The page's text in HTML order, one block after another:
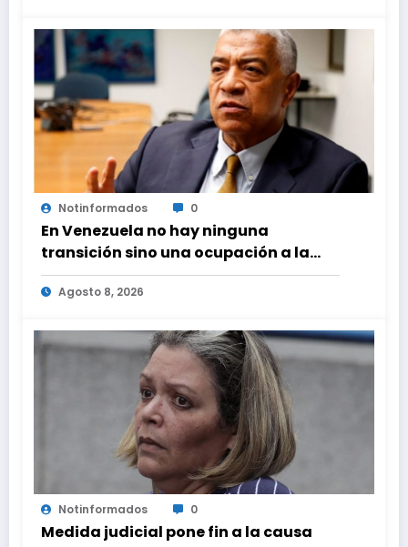
Notinformados 0
En Venezuela no hay ninguna
transición sino una ocupación a la
fuerza
Agosto 8, 2026
Notinformados 0
Medida judicial pone fin a la causa